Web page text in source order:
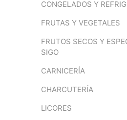
CONGELADOS Y
FRUTAS Y VEGETALES
FRUTOS SECOS Y
SIGO
CARNICERÍA
CHARCUTERÍA
LICORES